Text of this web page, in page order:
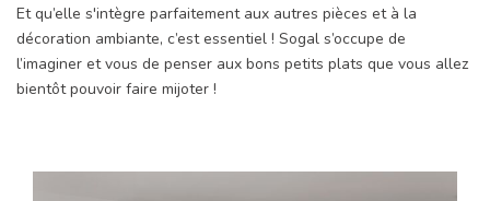
Et qu’elle s'intègre parfaitement aux autres pièces et à la
décoration ambiante, c’est essentiel ! Sogal s’occupe de
l’imaginer et vous de penser aux bons petits plats que vous allez
bientôt pouvoir faire mijoter !